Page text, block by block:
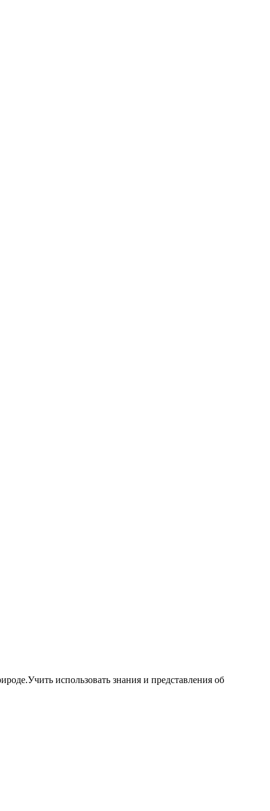
использовать знания и представления об